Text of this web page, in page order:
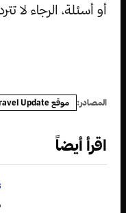
أو أسئلة، الرجاء لا
المصادر: موقع Travel Update
اقرأ أيضاً